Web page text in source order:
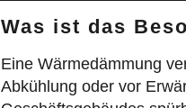
Was ist das
Eine Wärmedämmung
Abkühlung oder vor